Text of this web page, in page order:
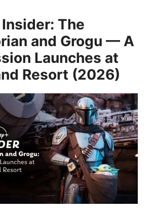
The
and Grogu — A
Launches at
Resort (2026)